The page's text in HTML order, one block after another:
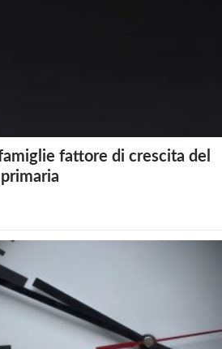
fattore di crescita del